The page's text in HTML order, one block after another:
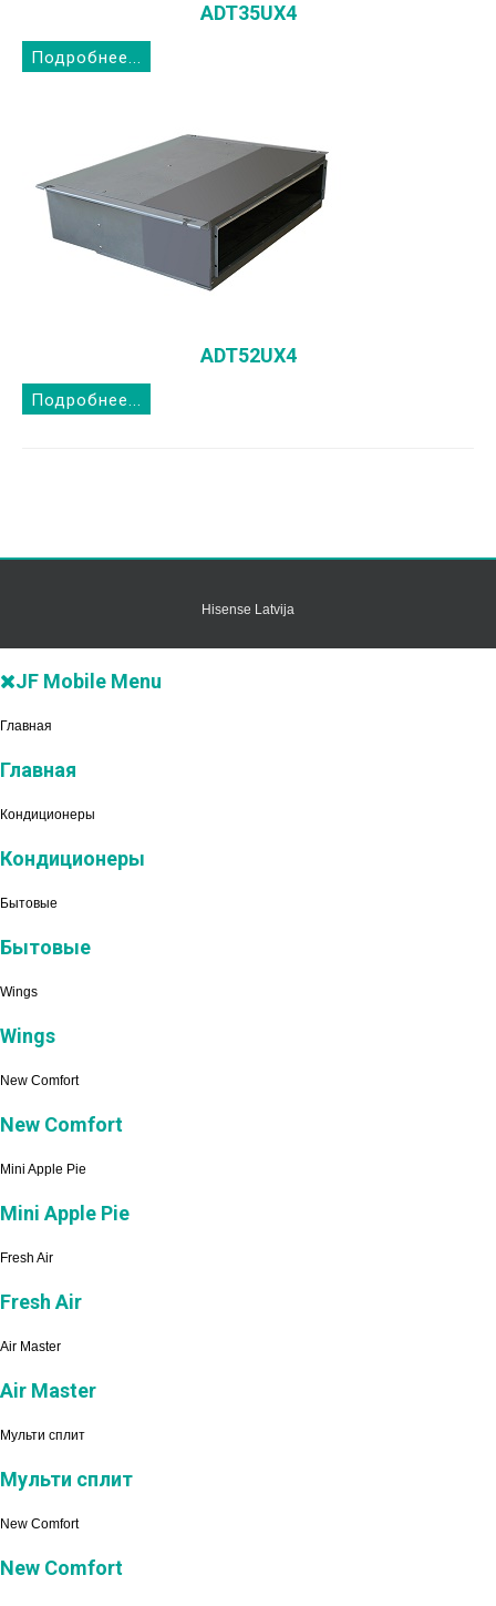
ADT35UX4
Подробнее...
ADT52UX4
Подробнее...
Hisense Latvija
JF Mobile Menu
Главная
Главная
Кондиционеры
Кондиционеры
Бытовые
Бытовые
Wings
Wings
New Comfort
New Comfort
Mini Apple Pie
Mini Apple Pie
Fresh Air
Fresh Air
Air Master
Air Master
Мульти сплит
Мульти сплит
New Comfort
New Comfort